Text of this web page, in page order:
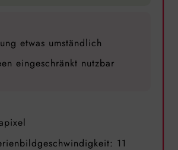
etwas umständlich
eingeschränkt nutzbar
11